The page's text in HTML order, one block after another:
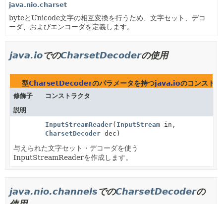
java.nio.charset
byteとUnicode文字の相互変換を行うため、文字セット、デコ
ーダ、およびエンコーダを定義します。
java.ioでのCharsetDecoderの使用
型CharsetDecoderのパラメータを持つjava.ioのコンスト
修飾子
コンストラクタ
説明
InputStreamReader( InputStreamin,
CharsetDecoderdec)
与えられた文字セット・デコーダを使う
InputStreamReaderを作成します。
java.nio.channelsでのCharsetDecoderの